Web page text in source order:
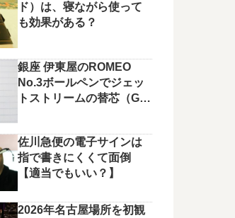
ド）は、寝ながら使って
も効果がある？
銀座 伊東屋のROMEO
No.3ボールペンでジェッ
トストリームの替芯（G2
佐川急便の電子サインは
指で書きにくくて面倒
【適当でもいい？】
2026年名古屋場所を初観